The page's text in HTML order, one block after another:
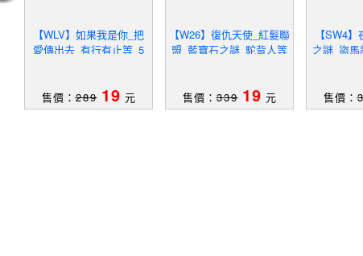
【WLV】如果我是你_把
愛傳出去_有行有止等_5
售價：289 19 元
【W26】復仇天使_紅髮聯
盟_藍寶石之謎_駝背人等
售價：339 19 元
【SW4
之謎_盜
售價：